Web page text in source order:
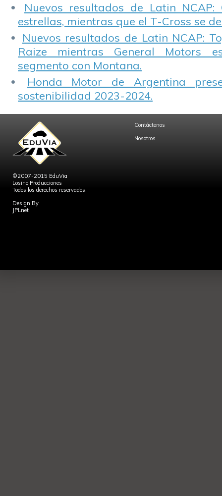
Nuevos resultados de Latin NCAP:
estrellas, mientras que el T-Cross se
Nuevos resultados de Latin NCAP:
Raize mientras General Motors
segmento con Montana.
Honda Motor de Argentina
sostenibilidad 2023-2024.
©2007-2015 EduVia
Losino Producciones
Todos los derechos reservados.
Design By
JPLnet
Contáctenos
Nosotros